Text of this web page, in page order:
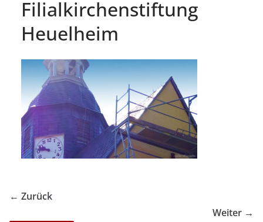
Filialkirchenstiftung
Heuelheim
← Zurück
Weiter →